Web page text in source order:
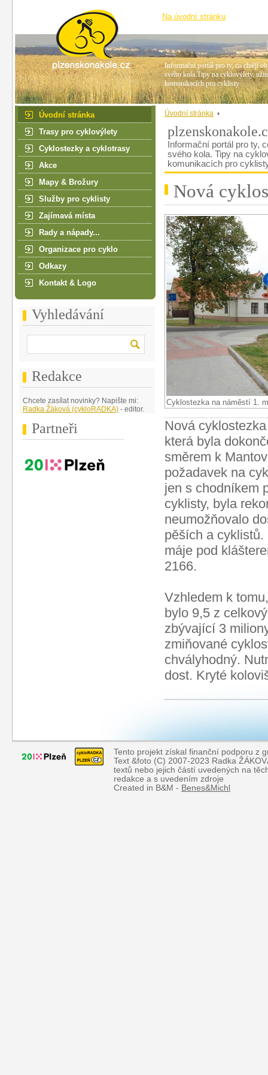
Na úvodní stránku
Informační portál pro ty, co chtějí
svého kola.Tipy na cyklovýlety,
komunikacích pro cyklisty
Úvodní stránka
Trasy pro cyklovýlety
Cyklostezky a cyklotrasy
Akce
Mapy & Brožury
Služby pro cyklisty
Zajímavá místa
Rady a nápady...
Organizace pro cyklo
Odkazy
Kontakt & Logo
Vyhledávání
Redakce
Chcete zasílat novinky? Napište mi:
Radka Žáková (cykloRADKA) - editor.
Partneři
Úvodní stránka
Informační portál pro ty,
svého kola. Tipy na
komunikacích pro
Nová
Cyklostezka na náměstí 1.
Nová
která byla
směrem k
požadavek na
jen s chodníkem
cyklisty, byla
neumožňovalo
pěších a
máje pod
2166.
Vzhledem k
bylo 9,5 z
zbývající 3
zmiňované
chvályhodný.
dost. Kryté
Tento projekt získal finanční podporu z
Text &foto (C) 2007-2023 Radka
textů nebo jejich částí uvedených na
redakce a s uvedením zdroje
Created in B&M - Benes&Michl